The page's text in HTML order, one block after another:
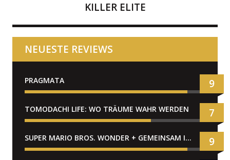
KILLER ELITE
NEUESTE REVIEWS
PRAGMATA 9
TOMODACHI LIFE: WO TRÄUME WAHR WERDEN 7
SUPER MARIO BROS. WONDER + GEMEINSAM IM BELLABEL-PARK 9